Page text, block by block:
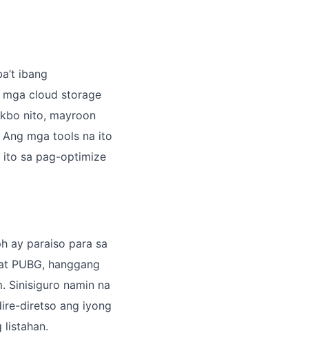
ibang
cloud storage
nito, mayroon
mga tools na ito
ito sa pag-optimize
ay paraiso para sa
PUBG, hanggang
Sinisiguro namin na
diretso ang iyong
listahan.